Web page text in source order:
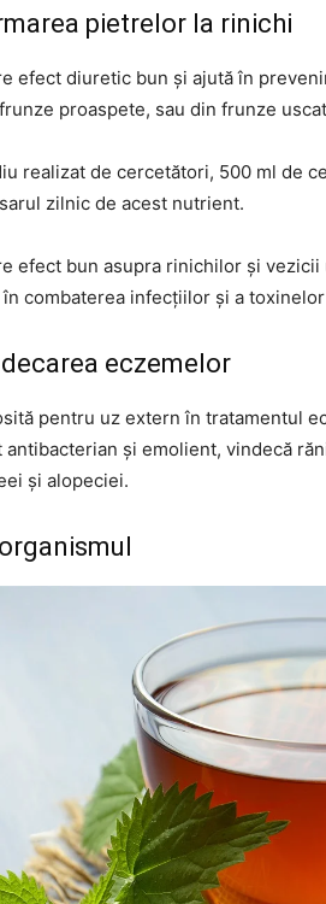
pietrelor la rinichi
efect diuretic bun și ajută în
proaspete, sau din frunze
realizat de cercetători, 500 ml de
zilnic de acest nutrient.
efect bun asupra rinichilor și
combaterea infecțiilor și a
eczemelor
pentru uz extern în tratamentul
și emolient, vindecă
și alopeciei.